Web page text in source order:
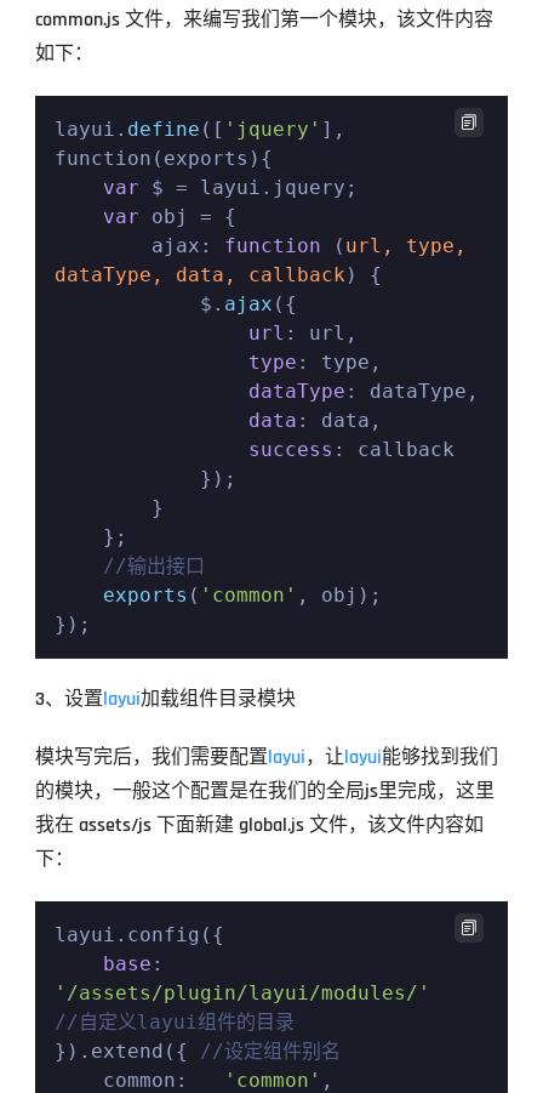
common.js 文件，来编写我们第一个模块，该文件内容
如下：
layui. define ([ 'jquery' ],
function(exports){
var $ = layui.jquery;
var obj = {
        ajax:
function ( url, type,
dataType, data, callback ) {
            $.
ajax ({
url : url,
type : type,
dataType : dataType,
data : data,
success : callback
//输出接口
exports ( 'common' , obj);
});

3、设置layui加载组件目录模块
模块写完后，我们需要配置layui，让layui能够找到我们
的模块，一般这个配置是在我们的全局js里完成，这里
我在 assets/js 下面新建 global.js 文件，该文件内容如
下：
layui.config({
base
'/assets/plugin/layui/modules/'
//自定义layui组件的目录
}).extend({
//设定组件别名
    common:
'common' ,
